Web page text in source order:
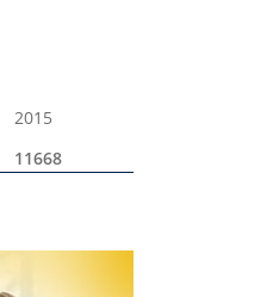
2015
11668